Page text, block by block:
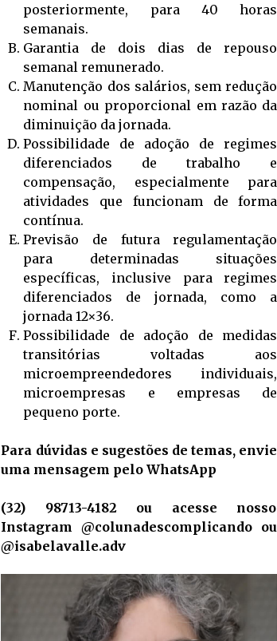
posteriormente, para 40 horas
semanais.
Garantia de dois dias de repouso
semanal remunerado.
Manutenção dos salários, sem redução
nominal ou proporcional em razão da
diminuição da jornada.
Possibilidade de adoção de regimes
diferenciados de trabalho e
compensação, especialmente para
atividades que funcionam de forma
contínua.
Previsão de futura regulamentação
para determinadas situações
específicas, inclusive para regimes
diferenciados de jornada, como a
jornada 12×36.
Possibilidade de adoção de medidas
transitórias voltadas aos
microempreendedores individuais,
microempresas e empresas de
pequeno porte.
Para dúvidas e sugestões de temas, envie
uma mensagem pelo WhatsApp
(32) 98713-4182 ou acesse nosso
Instagram @colunadescomplicando ou
@isabelavalle.adv